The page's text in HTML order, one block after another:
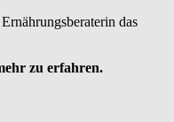
das
zu erfahren.